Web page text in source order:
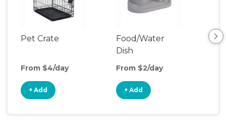
Pet Crate
From $4/day
+ Add
Food/Water
Dish
From $2/day
+ Add